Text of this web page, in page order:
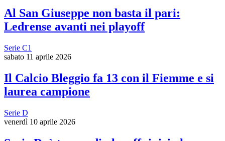
Al San Giuseppe non basta il pari:
Ledrense avanti nei playoff
Serie C1
sabato 11 aprile 2026
Il Calcio Bleggio fa 13 con il Fiemme e si
laurea campione
Serie D
venerdì 10 aprile 2026